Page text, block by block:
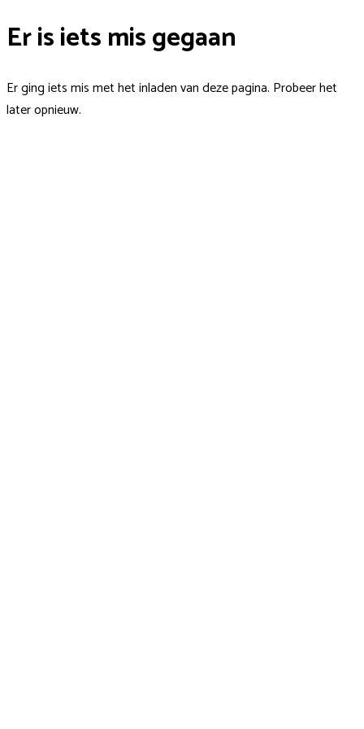
Er is iets mis gegaan
Er ging iets mis met het inladen van deze pagina. Probeer het
later opnieuw.